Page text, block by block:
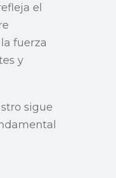
el
fuerza
y
sigue